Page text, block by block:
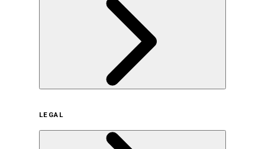
サステナビリティの取り組み（日本）
サステナビリティの取り組み（米国/英語）
LEGAL